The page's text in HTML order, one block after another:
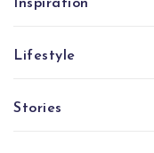
Inspiration
Lifestyle
Stories